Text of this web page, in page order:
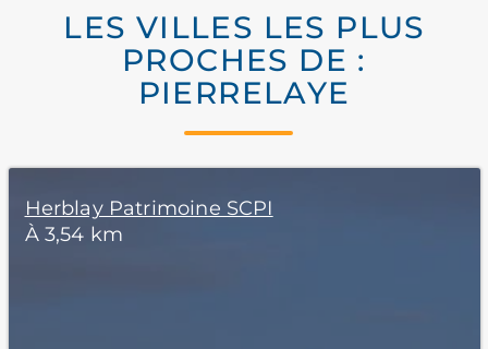
LES VILLES LES PLUS
PROCHES DE :
PIERRELAYE
Herblay Patrimoine SCPI
À 3,54 km